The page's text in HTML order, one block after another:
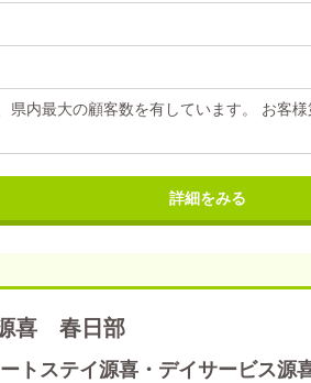
県内最大の顧客数を有しています。 お客
詳細をみる
喜 春日部
トステイ源喜・デイサービス源